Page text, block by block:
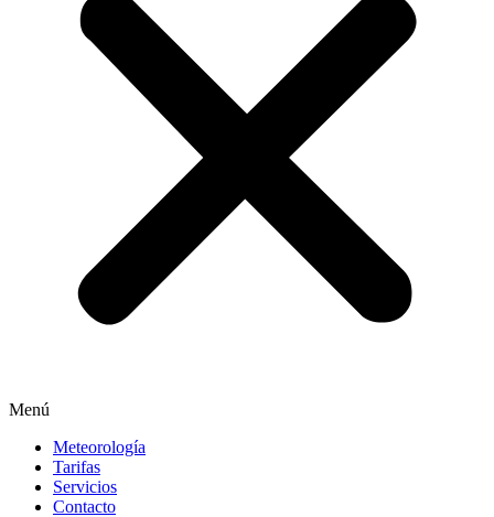
Menú
Meteorología
Tarifas
Servicios
Contacto